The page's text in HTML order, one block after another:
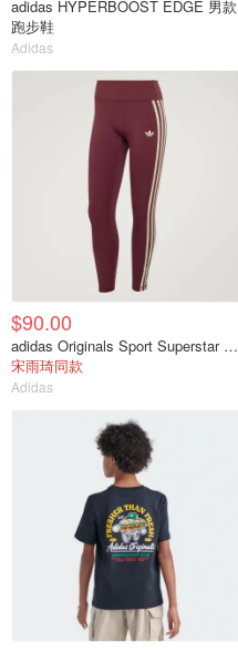
adidas HYPERBOOST EDGE 男款
跑步鞋
Adidas
$90.00
adidas Originals Sport Superstar 7/8紧身裤
宋雨琦同款
Adidas